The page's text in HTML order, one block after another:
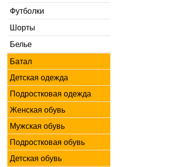
Футболки
Шорты
Белье
Батал
Детская одежда
Подростковая одежда
Женская обувь
Мужская обувь
Подростковая обувь
Детская обувь